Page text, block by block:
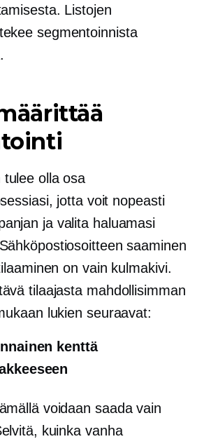
Listojen
segmentoinnista
tulee olla osa
jotta voit nopeasti
ja valita haluamasi
saaminen
on vain kulmakivi.
tilaajasta mahdollisimman
lukien seuraavat:
kenttä
voidaan saada vain
kuinka vanha